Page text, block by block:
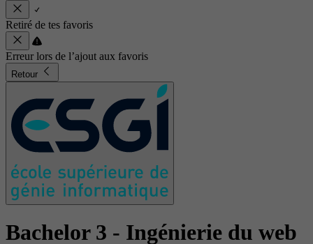
Retiré de tes favoris
Erreur lors de l’ajout aux favoris
Retour
Bachelor 3 - Ingénierie du web